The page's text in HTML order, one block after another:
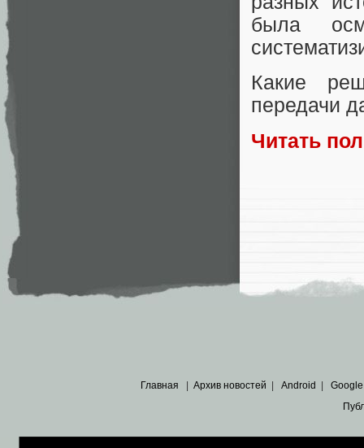
была
Какие
передачи
Читать
Главная | Архив новостей | Android | Google